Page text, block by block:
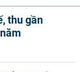
thu gần